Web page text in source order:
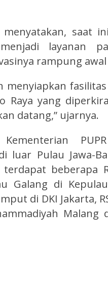
saat
layanan
rampung awal
menyiapkan
Raya yang
datang,” ujarnya.
Kementerian
luar Pulau Jawa-
terdapat beberapa
Galang di
di DKI Jakarta,
Malang